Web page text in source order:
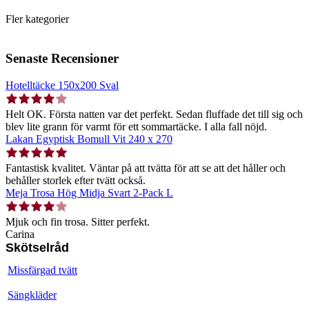
Fler kategorier
Senaste Recensioner
Hotelltäcke 150x200 Sval
Helt OK. Första natten var det perfekt. Sedan fluffade det till sig och
blev lite grann för varmt för ett sommartäcke. I alla fall nöjd.
Lakan Egyptisk Bomull Vit 240 x 270
Fantastisk kvalitet. Väntar på att tvätta för att se att det håller och
behåller storlek efter tvätt också.
Meja Trosa Hög Midja Svart 2-Pack L
Mjuk och fin trosa. Sitter perfekt.
Carina
Skötselråd
Missfärgad tvätt
Sängkläder